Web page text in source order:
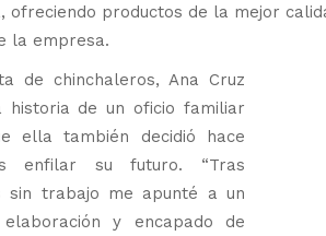
ofreciendo productos de la mejor
la empresa.
de chinchaleros, Ana Cruz
historia de un oficio familiar
ella también decidió hace
enfilar su futuro. “Tras
sin trabajo me apunté a un
y encapado de